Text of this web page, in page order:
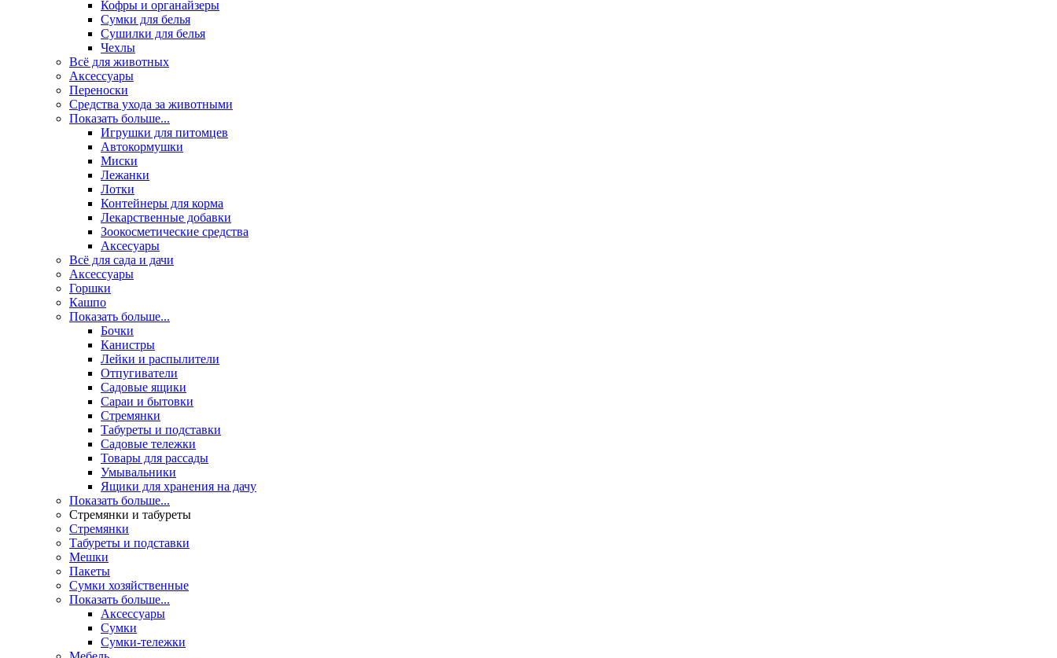
Кофры и органайзеры
Сумки для белья
Сушилки для белья
Чехлы
Всё для животных
Аксесcуары
Переноски
Средства ухода за животными
Показать больше...
Игрушки для питомцев
Автокормушки
Миски
Лежанки
Лотки
Контейнеры для корма
Лекарственные добавки
Зоокосметические средства
Аксесуары
Всё для сада и дачи
Аксессуары
Горшки
Кашпо
Показать больше...
Бочки
Канистры
Лейки и распылители
Отпугиватели
Садовые ящики
Сараи и бытовки
Стремянки
Табуреты и подставки
Садовые тележки
Товары для рассады
Умывальники
Ящики для хранения на дачу
Показать больше...
Стремянки и табуреты
Стремянки
Табуреты и подставки
Мешки
Пакеты
Сумки хозяйственные
Показать больше...
Аксессуары
Сумки
Сумки-тележки